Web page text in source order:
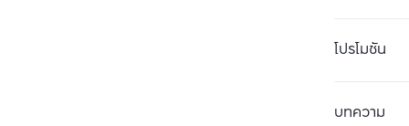
โปรโมชัน
บทความ